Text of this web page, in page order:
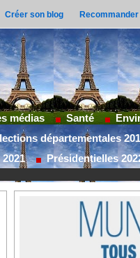
Créer son blog
médias Santé
départementales
Présidentielles